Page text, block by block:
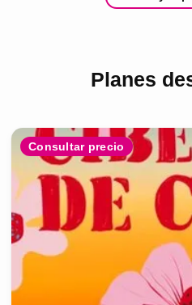
Planes
Consultar precio